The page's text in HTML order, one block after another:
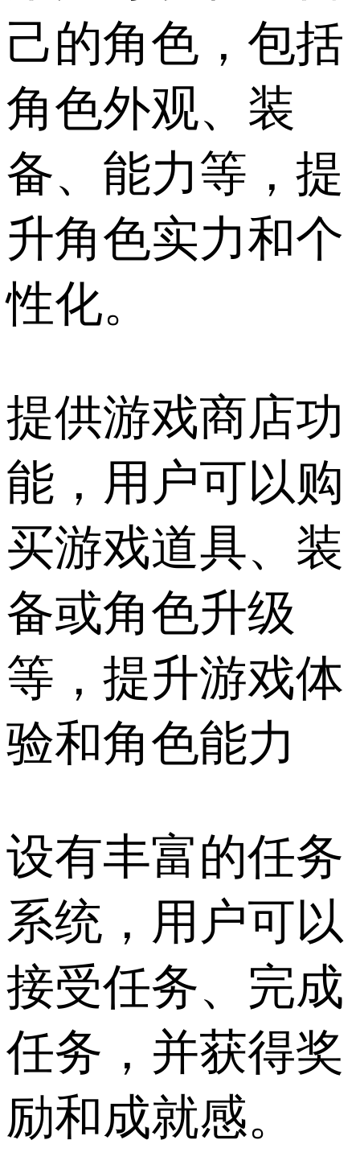
己的角色，包括
角色外观、装
备、能力等，提
升角色实力和个
性化。
提供游戏商店功
能，用户可以购
买游戏道具、装
备或角色升级
等，提升游戏体
验和角色能力
设有丰富的任务
系统，用户可以
接受任务、完成
任务，并获得奖
励和成就感。